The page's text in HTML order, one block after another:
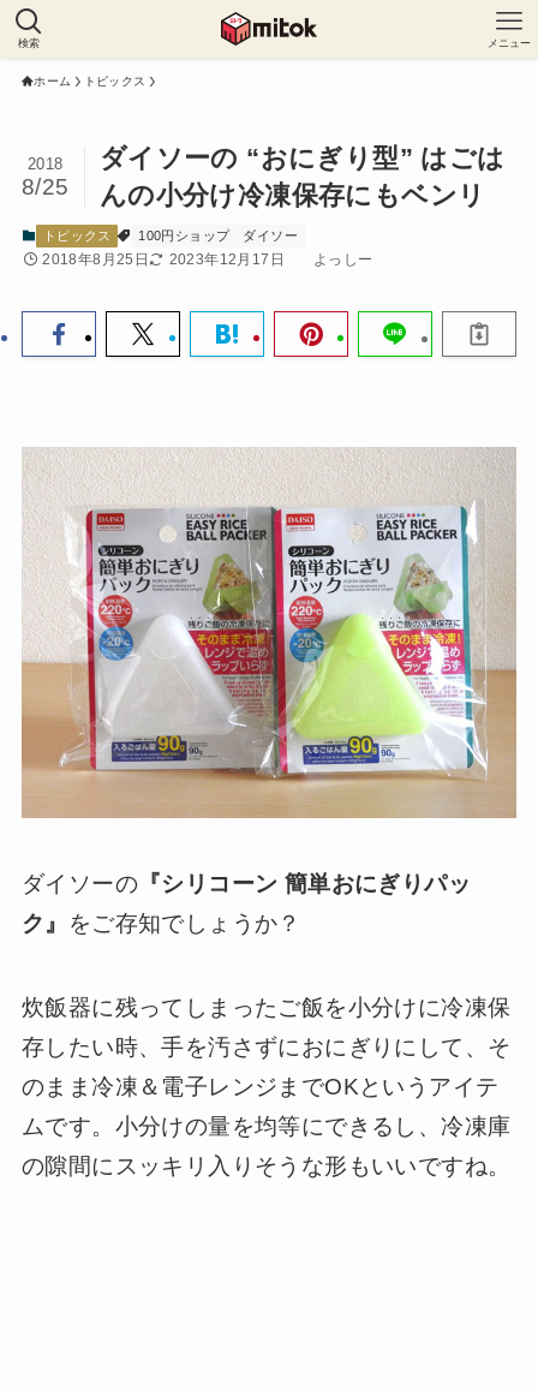
検索 メニュー
ホーム トピックス
ダイソーの “おにぎり型” はごは
んの小分け冷凍保存にもベンリ
2018
8/25
トピックス 100円ショップ ダイソー
2018年8月25日 2023年12月17日 よっしー
ダイソーの『シリコーン 簡単おにぎりパッ
ク』
をご存知でしょうか？
炊飯器に残ってしまったご飯を小分けに冷凍保
存したい時、手を汚さずにおにぎりにして、そ
のまま冷凍＆電子レンジまでOKというアイテ
ムです。小分けの量を均等にできるし、冷凍庫
の隙間にスッキリ入りそうな形もいいですね。